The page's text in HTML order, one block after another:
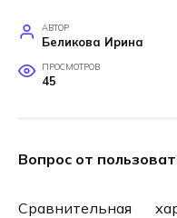
АВТОР
Беликова Ирина
ПРОСМОТРОВ
45
Вопрос от
Сравнительная